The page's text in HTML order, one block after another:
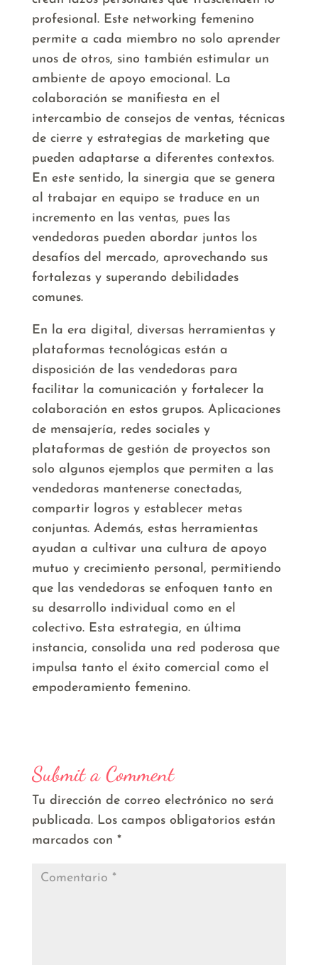
profesional. Este networking femenino
permite a cada miembro no solo aprender
unos de otros, sino también estimular un
ambiente de apoyo emocional. La
colaboración se manifiesta en el
intercambio de consejos de ventas, técnicas
de cierre y estrategias de marketing que
pueden adaptarse a diferentes contextos.
En este sentido, la sinergia que se genera
al trabajar en equipo se traduce en un
incremento en las ventas, pues las
vendedoras pueden abordar juntos los
desafíos del mercado, aprovechando sus
fortalezas y superando debilidades
comunes.
En la era digital, diversas herramientas y
plataformas tecnológicas están a
disposición de las vendedoras para
facilitar la comunicación y fortalecer la
colaboración en estos grupos. Aplicaciones
de mensajería, redes sociales y
plataformas de gestión de proyectos son
solo algunos ejemplos que permiten a las
vendedoras mantenerse conectadas,
compartir logros y establecer metas
conjuntas. Además, estas herramientas
ayudan a cultivar una cultura de apoyo
mutuo y crecimiento personal, permitiendo
que las vendedoras se enfoquen tanto en
su desarrollo individual como en el
colectivo. Esta estrategia, en última
instancia, consolida una red poderosa que
impulsa tanto el éxito comercial como el
empoderamiento femenino.
Submit a Comment
Tu dirección de correo electrónico no será
publicada. Los campos obligatorios están
marcados con *